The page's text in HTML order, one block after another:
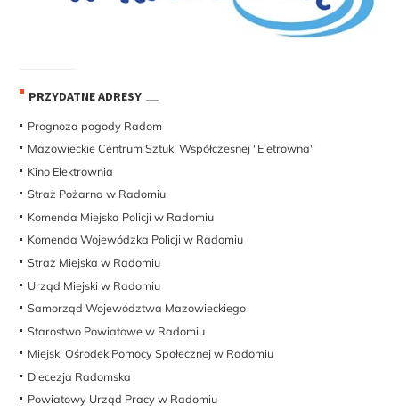
PRZYDATNE ADRESY
Prognoza pogody Radom
Mazowieckie Centrum Sztuki Współczesnej "Eletrowna"
Kino Elektrownia
Straż Pożarna w Radomiu
Komenda Miejska Policji w Radomiu
Komenda Wojewódzka Policji w Radomiu
Straż Miejska w Radomiu
Urząd Miejski w Radomiu
Samorząd Województwa Mazowieckiego
Starostwo Powiatowe w Radomiu
Miejski Ośrodek Pomocy Społecznej w Radomiu
Diecezja Radomska
Powiatowy Urząd Pracy w Radomiu